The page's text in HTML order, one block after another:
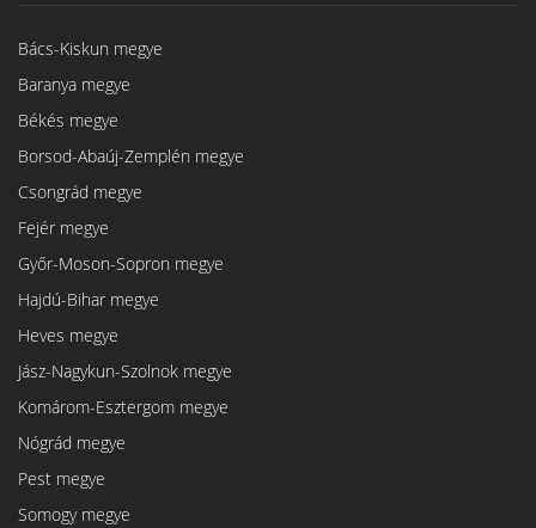
Bács-Kiskun megye
Baranya megye
Békés megye
Borsod-Abaúj-Zemplén megye
Csongrád megye
Fejér megye
Győr-Moson-Sopron megye
Hajdú-Bihar megye
Heves megye
Jász-Nagykun-Szolnok megye
Komárom-Esztergom megye
Nógrád megye
Pest megye
Somogy megye